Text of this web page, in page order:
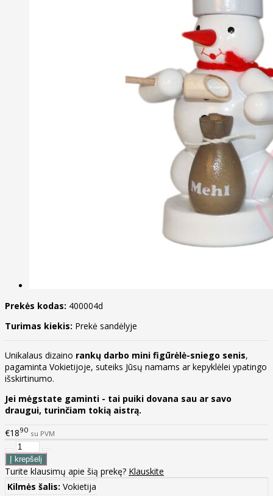
Prekės kodas: 400004d
Turimas kiekis: Prekė sandėlyje
Unikalaus dizaino rankų darbo mini figūrėlė-sniego senis,
pagaminta Vokietijoje, suteiks Jūsų namams ar kepyklėlei ypatingo
išskirtinumo.
Jei mėgstate gaminti - tai puiki dovana sau ar savo
draugui, turinčiam tokią aistrą.
€1890 su PVM
Turite klausimų apie šią prekę? Klauskite
Kilmės šalis: Vokietija